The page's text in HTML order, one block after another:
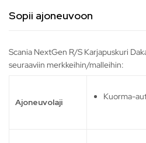
Sopii ajoneuvoon
Scania NextGen R/S Karjapuskuri
seuraaviin merkkeihin/malleihin:
Ajoneuvolaji
Kuorma-